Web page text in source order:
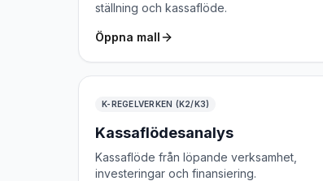
ställning och kassaflöde.
Öppna mall
K-REGELVERKEN (K2/K3)
Kassaflödesanalys
Kassaflöde från löpande verksamhet,
investeringar och finansiering.